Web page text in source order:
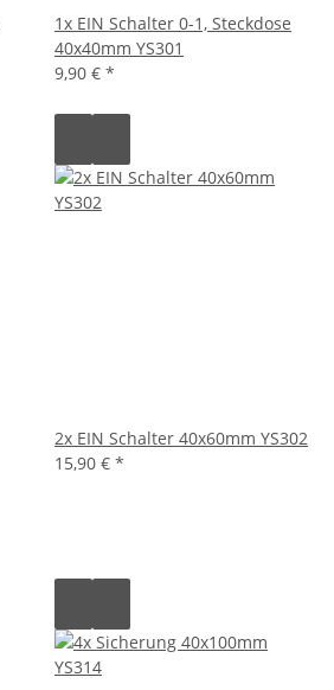
1x EIN Schalter 0-1, Steckdose
40x40mm YS301
9,90 € *
2x EIN Schalter 40x60mm YS302
15,90 € *